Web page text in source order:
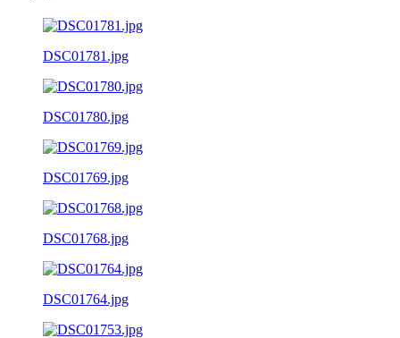
DSC01781.jpg
DSC01780.jpg
DSC01769.jpg
DSC01768.jpg
DSC01764.jpg